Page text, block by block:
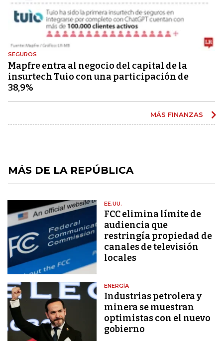
SEGUROS
Mapfre entra al negocio del capital de la
insurtech Tuio con una participación de
38,9%
MÁS FINANZAS
MÁS DE LA REPÚBLICA
EE.UU.
FCC elimina límite de
audiencia que
restringía propiedad de
canales de televisión
locales
ENERGÍA
Industrias petrolera y
minera se muestran
optimistas con el nuevo
gobierno